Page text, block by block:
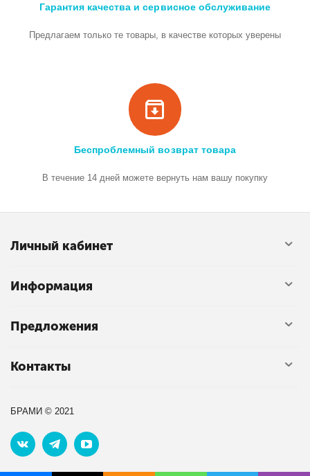
Гарантия качества и сервисное обслуживание
Предлагаем только те товары, в качестве которых уверены
Беспроблемный возврат товара
В течение 14 дней можете вернуть нам вашу покупку
Личный кабинет
Информация
Предложения
Контакты
БРАМИ © 2021